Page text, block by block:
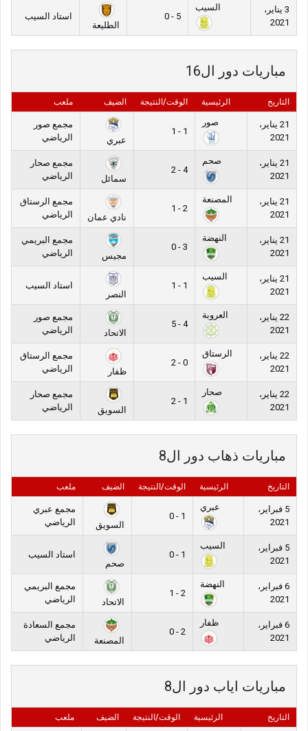
3 يناير،
2021
السيب
5 - 0
الطليعة
استاد السيب
مباريات دور ال16
التاريخ الرئيسية الوقت/النتيجة الضيف ملعب
21 يناير،
2021
صور
1 - 1
عبري
مجمع صور
الرياضي
21 يناير،
2021
صحم
4 - 2
سمائل
مجمع صحار
الرياضي
21 يناير،
2021
المصنعة
2 - 1
نادي عمان
مجمع الرستاق
الرياضي
21 يناير،
2021
النهضة
3 - 0
مجيس
مجمع البريمي
الرياضي
21 يناير،
2021
السيب
1 - 1
النصر
استاد السيب
22 يناير،
2021
العروبة
4 - 5
الاتحاد
مجمع صور
الرياضي
22 يناير،
2021
الرستاق
0 - 2
ظفار
مجمع الرستاق
الرياضي
22 يناير،
2021
صحار
1 - 2
السويق
مجمع صحار
الرياضي
مباريات ذهاب دور ال8
التاريخ الرئيسية الوقت/النتيجة الضيف ملعب
5 فبراير،
2021
عبري
1 - 0
السويق
مجمع عبري
الرياضي
5 فبراير،
2021
السيب
1 - 0
صحم
استاد السيب
6 فبراير،
2021
النهضة
2 - 1
الاتحاد
مجمع البريمي
الرياضي
6 فبراير،
2021
ظفار
2 - 0
المصنعة
مجمع السعادة
الرياضي
مباريات اياب دور ال8
التاريخ الرئيسية الوقت/النتيجة الضيف ملعب